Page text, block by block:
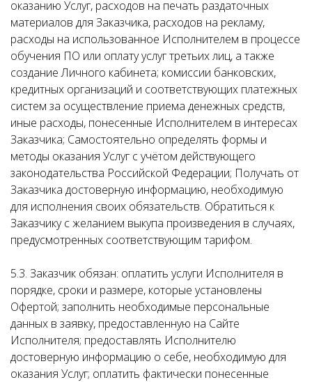
оказанию Услуг, расходов на печать раздаточных
материалов для Заказчика, расходов на рекламу,
расходы на использованное Исполнителем в процессе
обучения ПО или оплату услуг третьих лиц, а также
создание Личного кабинета; комиссии банковских,
кредитных организаций и соответствующих платежных
систем за осуществление приема денежных средств,
иные расходы, понесенные Исполнителем в интересах
Заказчика; Самостоятельно определять формы и
методы оказания Услуг с учётом действующего
законодательства Российской Федерации; Получать от
Заказчика достоверную информацию, необходимую
для исполнения своих обязательств. Обратиться к
Заказчику с желанием выкупа произведения в случаях,
предусмотренных соответствующим тарифом.
5.3. Заказчик обязан: оплатить услуги Исполнителя в
порядке, сроки и размере, которые установлены
Офертой; заполнить необходимые персональные
данных в заявку, предоставленную на Сайте
Исполнителя; предоставлять Исполнителю
достоверную информацию о себе, необходимую для
оказания Услуг; оплатить фактически понесенные